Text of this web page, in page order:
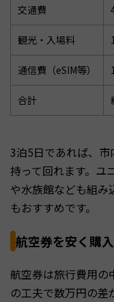
交通費
観光・入場料
通信費（eSIM等）
合計
3泊5日であれば、
持って回れます。ユ
や水族館なども組み
もおすすめです。
航空券を安く購
航空券は旅行費用の
の工夫で数万円の差